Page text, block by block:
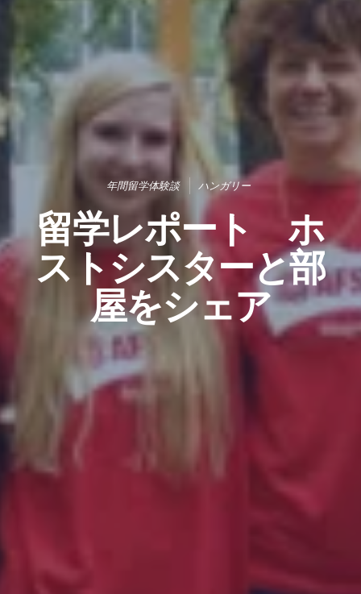
年間留学体験談 ハンガリー
留学レポート ホ
ストシスターと部
屋をシェア